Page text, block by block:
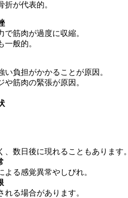
折が代表的。
で筋肉が過度に収縮。
一般的。
い負担がかかることが原因。
や筋肉の緊張が原因。
、数日後に現れることもあります。
よる感覚異常やしびれ。
れる場合があります。